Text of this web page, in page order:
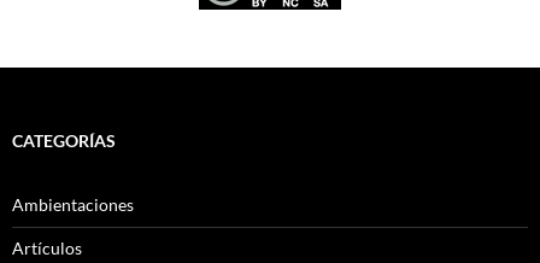
CATEGORÍAS
Ambientaciones
Artículos